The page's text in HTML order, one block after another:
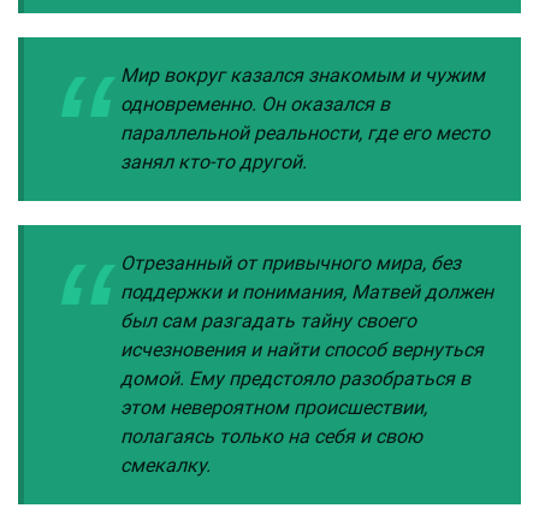
Мир вокруг казался знакомым и чужим
одновременно. Он оказался в
параллельной реальности, где его место
занял кто-то другой.
Отрезанный от привычного мира, без
поддержки и понимания, Матвей должен
был сам разгадать тайну своего
исчезновения и найти способ вернуться
домой. Ему предстояло разобраться в
этом невероятном происшествии,
полагаясь только на себя и свою
смекалку.